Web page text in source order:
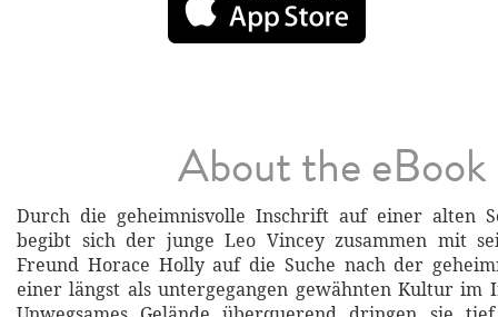
About the eBook
Durch die geheimnisvolle Inschrift auf einer alten
begibt sich der junge Leo Vincey zusammen mit
Freund Horace Holly auf die Suche nach der
einer längst als untergegangen gewähnten Kultur im